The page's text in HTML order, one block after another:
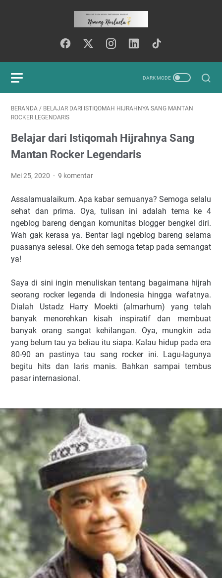
BERANDA / BELAJAR DARI ISTIQOMAH HIJRAHNYA SANG MANTAN
ROCKER LEGENDARIS
Belajar dari Istiqomah Hijrahnya Sang
Mantan Rocker Legendaris
Mei 25, 2020 9 komentar
Assalamualaikum. Apa kabar semuanya? Semoga selalu
sehat dan prima. Oya, tulisan ini adalah tema ke 4
ngeblog bareng dengan komunitas blogger bengkel diri.
Wah gak kerasa ya. Bentar lagi ngeblog bareng selama
puasanya selesai. Oke deh semoga tetap pada semangat
ya!
Saya di sini ingin menuliskan tentang bagaimana hijrah
seorang rocker legenda di Indonesia hingga wafatnya.
Dialah Ustadz Harry Moekti (almarhum) yang telah
banyak menorehkan kisah inspiratif dan membuat
banyak orang sangat kehilangan. Oya, mungkin ada
yang belum tau ya beliau itu siapa. Kalau hidup pada era
80-90 an pastinya tau sang rocker ini. Lagu-lagunya
begitu hits dan laris manis. Bahkan sampai tembus
pasar internasional.